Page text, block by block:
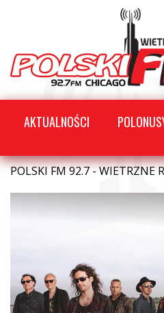
AKTUALNOŚCI
POLSKI FM 92.7 - WIETRZNE